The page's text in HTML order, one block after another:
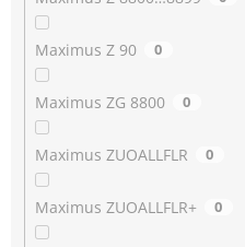
Maximus Z 90 0
Maximus ZG 8800 0
Maximus ZUOALLFLR 0
Maximus ZUOALLFLR+ 0